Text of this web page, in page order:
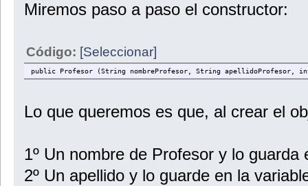
Miremos paso a paso el constructor:
Código: [Seleccionar]
public Profesor (String nombreProfesor, String apellidoProfesor,
Lo que queremos es que, al crear el
1º Un nombre de Profesor y lo
2º Un apellido y lo guarde en la